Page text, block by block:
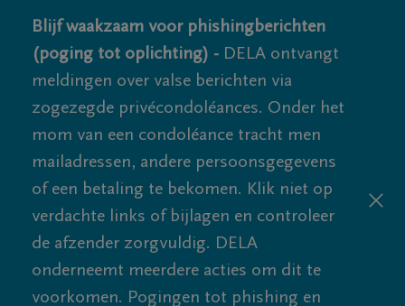
Blijf waakzaam voor phishingberichten
(poging tot oplichting) - DELA ontvangt
meldingen over valse berichten via
zogezegde privécondoléances. Onder het
mom van een condoléance tracht men
mailadressen, andere persoonsgegevens
of een betaling te bekomen. Klik niet op
verdachte links of bijlagen en controleer
de afzender zorgvuldig. DELA
onderneemt meerdere acties om dit te
voorkomen. Pogingen tot phishing en